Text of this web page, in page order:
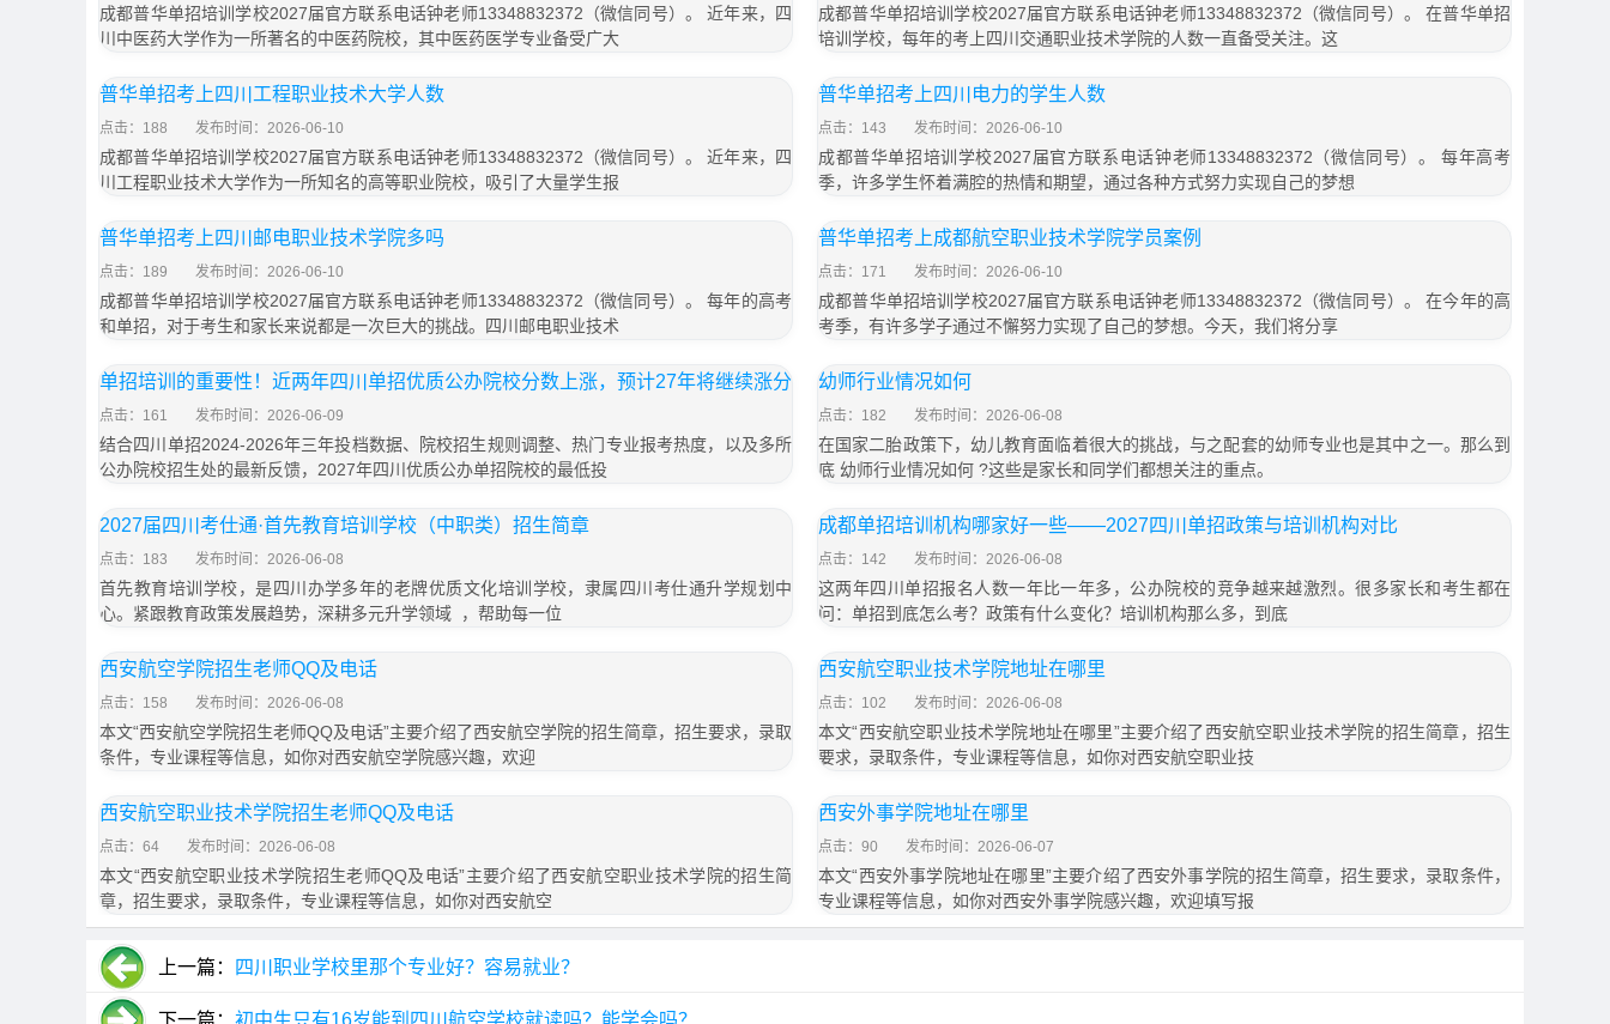
成都普华单招培训学校2027届官方联系电话钟老师13348832372（微信同号）。 近年来，四
川中医药大学作为一所著名的中医药院校，其中医药医学专业备受广大
成都普华单招培训学校2027届官方联系电话钟老师13348832372（微信同号）。 在普华单招
培训学校，每年的考上四川交通职业技术学院的人数一直备受关注。这
普华单招考上四川工程职业技术大学人数
点击：188 发布时间：2026-06-10
成都普华单招培训学校2027届官方联系电话钟老师13348832372（微信同号）。 近年来，四
川工程职业技术大学作为一所知名的高等职业院校，吸引了大量学生报
普华单招考上四川电力的学生人数
点击：143 发布时间：2026-06-10
成都普华单招培训学校2027届官方联系电话钟老师13348832372（微信同号）。 每年高考
季，许多学生怀着满腔的热情和期望，通过各种方式努力实现自己的梦想
普华单招考上四川邮电职业技术学院多吗
点击：189 发布时间：2026-06-10
成都普华单招培训学校2027届官方联系电话钟老师13348832372（微信同号）。 每年的高考
和单招，对于考生和家长来说都是一次巨大的挑战。四川邮电职业技术
普华单招考上成都航空职业技术学院学员案例
点击：171 发布时间：2026-06-10
成都普华单招培训学校2027届官方联系电话钟老师13348832372（微信同号）。 在今年的高
考季，有许多学子通过不懈努力实现了自己的梦想。今天，我们将分享
单招培训的重要性！近两年四川单招优质公办院校分数上涨，预计27年将继续涨分
点击：161 发布时间：2026-06-09
结合四川单招2024-2026年三年投档数据、院校招生规则调整、热门专业报考热度，以及多所
公办院校招生处的最新反馈，2027年四川优质公办单招院校的最低投
幼师行业情况如何
点击：182 发布时间：2026-06-08
在国家二胎政策下，幼儿教育面临着很大的挑战，与之配套的幼师专业也是其中之一。那么到
底 幼师行业情况如何 ?这些是家长和同学们都想关注的重点。
2027届四川考仕通·首先教育培训学校（中职类）招生简章
点击：183 发布时间：2026-06-08
首先教育培训学校，是四川办学多年的老牌优质文化培训学校，隶属四川考仕通升学规划中
心。紧跟教育政策发展趋势，深耕多元升学领域 ，帮助每一位
成都单招培训机构哪家好一些——2027四川单招政策与培训机构对比
点击：142 发布时间：2026-06-08
这两年四川单招报名人数一年比一年多，公办院校的竞争越来越激烈。很多家长和考生都在
问：单招到底怎么考？政策有什么变化？培训机构那么多，到底
西安航空学院招生老师QQ及电话
点击：158 发布时间：2026-06-08
本文“西安航空学院招生老师QQ及电话”主要介绍了西安航空学院的招生简章，招生要求，录取
条件，专业课程等信息，如你对西安航空学院感兴趣，欢迎
西安航空职业技术学院地址在哪里
点击：102 发布时间：2026-06-08
本文“西安航空职业技术学院地址在哪里”主要介绍了西安航空职业技术学院的招生简章，招生
要求，录取条件，专业课程等信息，如你对西安航空职业技
西安航空职业技术学院招生老师QQ及电话
点击：64 发布时间：2026-06-08
本文“西安航空职业技术学院招生老师QQ及电话”主要介绍了西安航空职业技术学院的招生简
章，招生要求，录取条件，专业课程等信息，如你对西安航空
西安外事学院地址在哪里
点击：90 发布时间：2026-06-07
本文“西安外事学院地址在哪里”主要介绍了西安外事学院的招生简章，招生要求，录取条件，
专业课程等信息，如你对西安外事学院感兴趣，欢迎填写报
上一篇： 四川职业学校里那个专业好？容易就业？
下一篇： 初中生只有16岁能到四川航空学校就读吗？能学会吗？